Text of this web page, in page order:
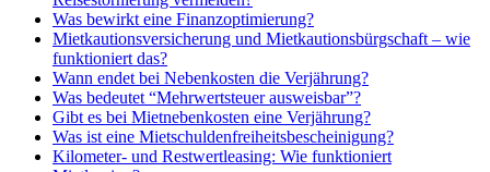
Was bewirkt eine Finanzoptimierung?
Mietkautionsversicherung und Mietkautionsbürgschaft – wie
funktioniert das?
Wann endet bei Nebenkosten die Verjährung?
Was bedeutet “Mehrwertsteuer ausweisbar”?
Gibt es bei Mietnebenkosten eine Verjährung?
Was ist eine Mietschuldenfreiheitsbescheinigung?
Kilometer- und Restwertleasing: Wie funktioniert